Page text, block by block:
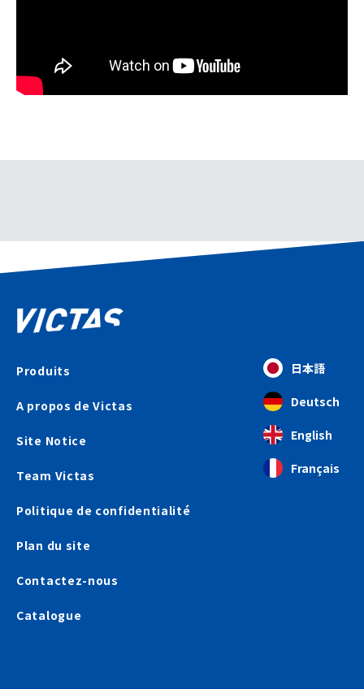
Produits
A propos de Victas
Site Notice
Team Victas
Politique de confidentialité
Plan du site
Contactez-nous
Catalogue
日本語
Deutsch
English
Français